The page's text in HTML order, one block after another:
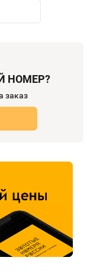
НОМЕР?
заказ